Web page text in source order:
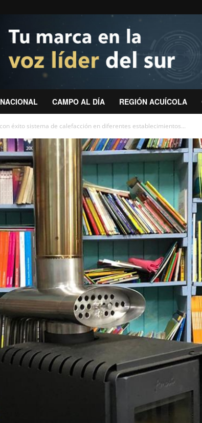
CAMPO AL DÍA REGIÓN ACUÍCOLA
éxito sistema de calefacción en diferentes establecimientos...